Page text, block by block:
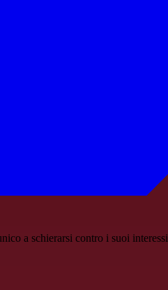
a schierarsi contro i suoi interessi